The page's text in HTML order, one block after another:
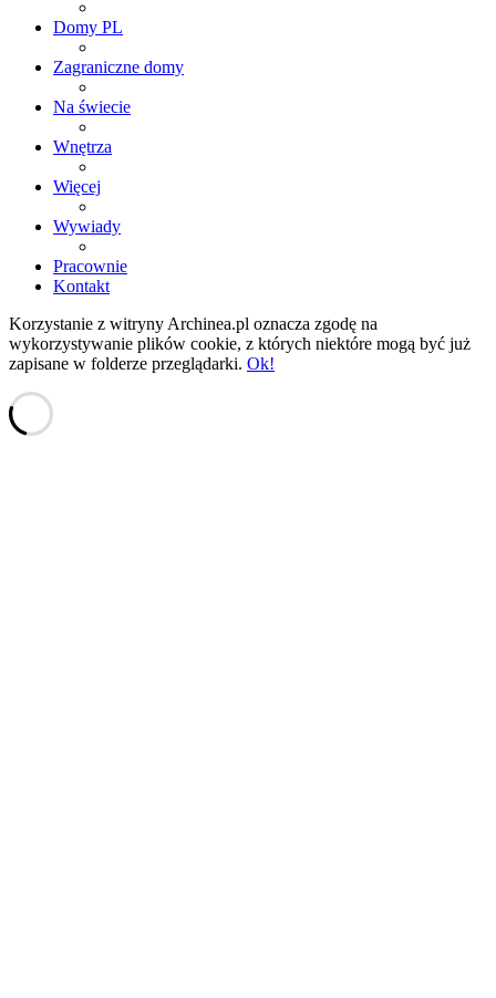
Domy PL
Zagraniczne domy
Na świecie
Wnętrza
Więcej
Wywiady
Pracownie
Kontakt
Korzystanie z witryny Archinea.pl oznacza zgodę na
wykorzystywanie plików cookie, z których niektóre mogą być już
zapisane w folderze przeglądarki. Ok!